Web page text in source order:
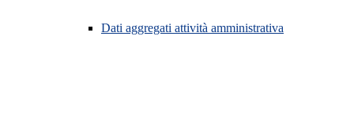
Dati aggregati attività amministrativa